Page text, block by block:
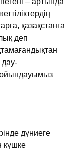
қазақстанға
деп
дүниеге
күшке